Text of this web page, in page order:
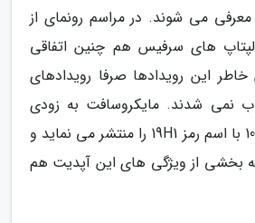
می شوند. در مراسم رونمای از
های سرفیس هم چنین اتفاقی
این رویدادها صرفا رویدادهای
نمی شدند. مایکروسافت به زودی
آپدیت جدید ویندوز 10 با اسم رمز 19H1 را منتشر می نماید و
بخشی از ویژگی های این آپدیت هم